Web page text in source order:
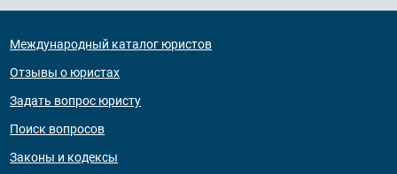
Международный каталог юристов
Отзывы о юристах
Задать вопрос юристу
Поиск вопросов
Законы и кодексы